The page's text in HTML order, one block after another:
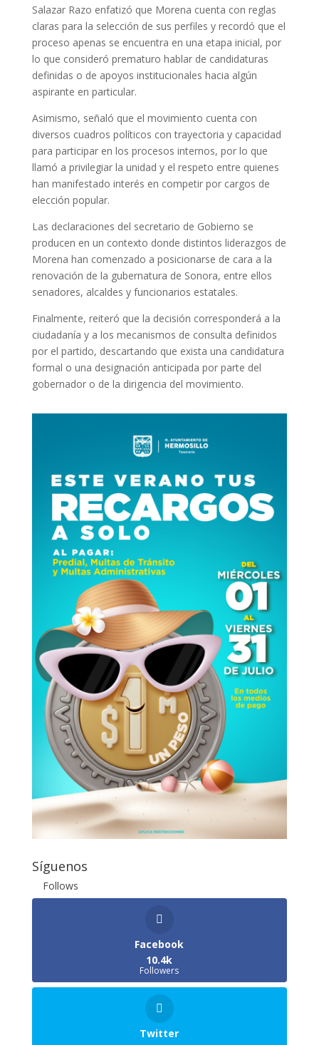
Salazar Razo enfatizó que Morena cuenta con reglas
claras para la selección de sus perfiles y recordó que el
proceso apenas se encuentra en una etapa inicial, por
lo que consideró prematuro hablar de candidaturas
definidas o de apoyos institucionales hacia algún
aspirante en particular.
Asimismo, señaló que el movimiento cuenta con
diversos cuadros políticos con trayectoria y capacidad
para participar en los procesos internos, por lo que
llamó a privilegiar la unidad y el respeto entre quienes
han manifestado interés en competir por cargos de
elección popular.
Las declaraciones del secretario de Gobierno se
producen en un contexto donde distintos liderazgos de
Morena han comenzado a posicionarse de cara a la
renovación de la gubernatura de Sonora, entre ellos
senadores, alcaldes y funcionarios estatales.
Finalmente, reiteró que la decisión corresponderá a la
ciudadanía y a los mecanismos de consulta definidos
por el partido, descartando que exista una candidatura
formal o una designación anticipada por parte del
gobernador o de la dirigencia del movimiento.
Síguenos
Follows
Facebook
10.4k
Followers
Twitter